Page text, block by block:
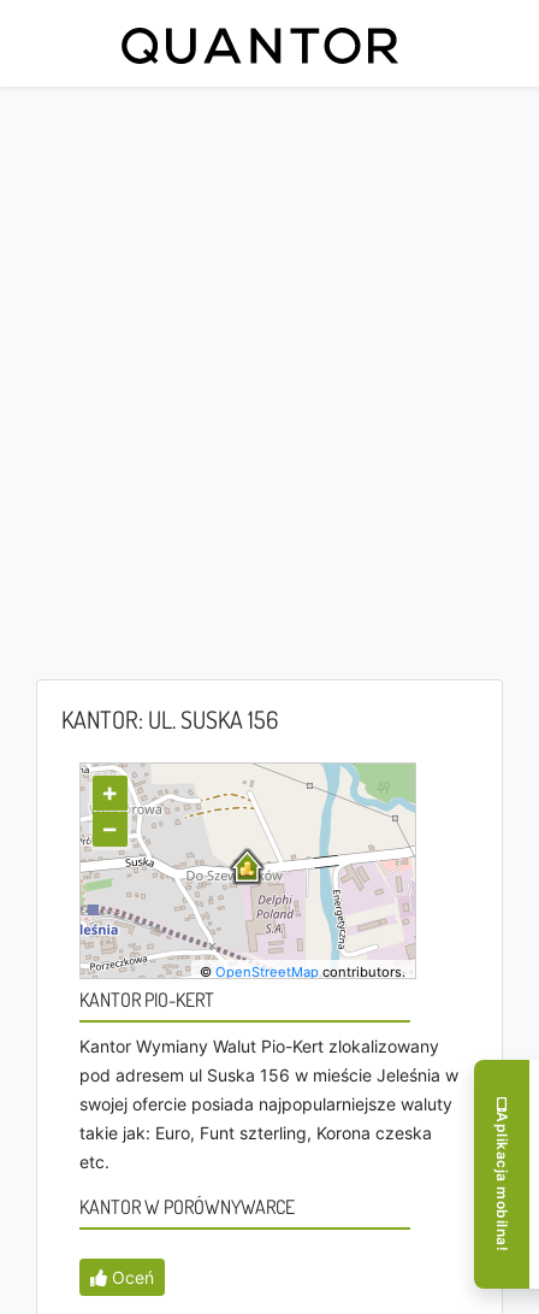
KANTOR: UL. SUSKA 156
+
−
©OpenStreetMap contributors.
KANTOR PIO-KERT
Kantor Wymiany Walut Pio-Kert zlokalizowany
pod adresem ul Suska 156 w mieście Jeleśnia w
swojej ofercie posiada najpopularniejsze waluty
takie jak: Euro, Funt szterling, Korona czeska
etc.
KANTOR W PORÓWNYWARCE
Oceń
Aplikacja mobilna!